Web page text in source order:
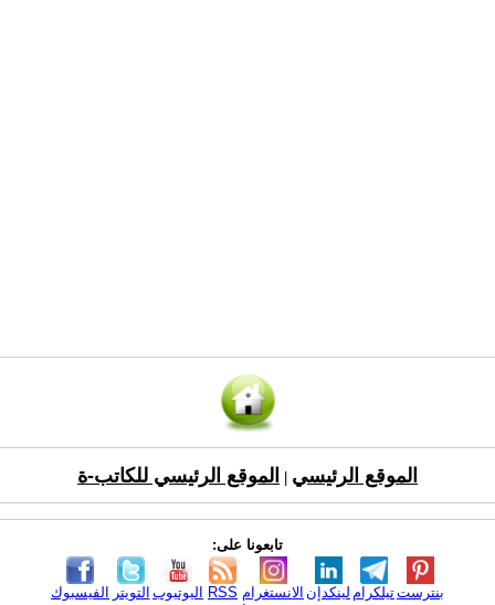
الموقع الرئيسي الموقع الرئيسي للكاتب-ة
تابعونا على:
الفيسبوك التويتر اليوتيوب RSS الانستغرام لينكدإن تيلكرامبنترست